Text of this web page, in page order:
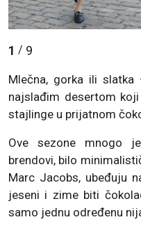
1 / 9
Mlečna, gorka ili
najslađim desertom
stajlinge u prijatnom
Ove sezone mnogo
brendovi, bilo
Marc Jacobs, ubeđuju
jeseni i zime biti
samo jednu određenu